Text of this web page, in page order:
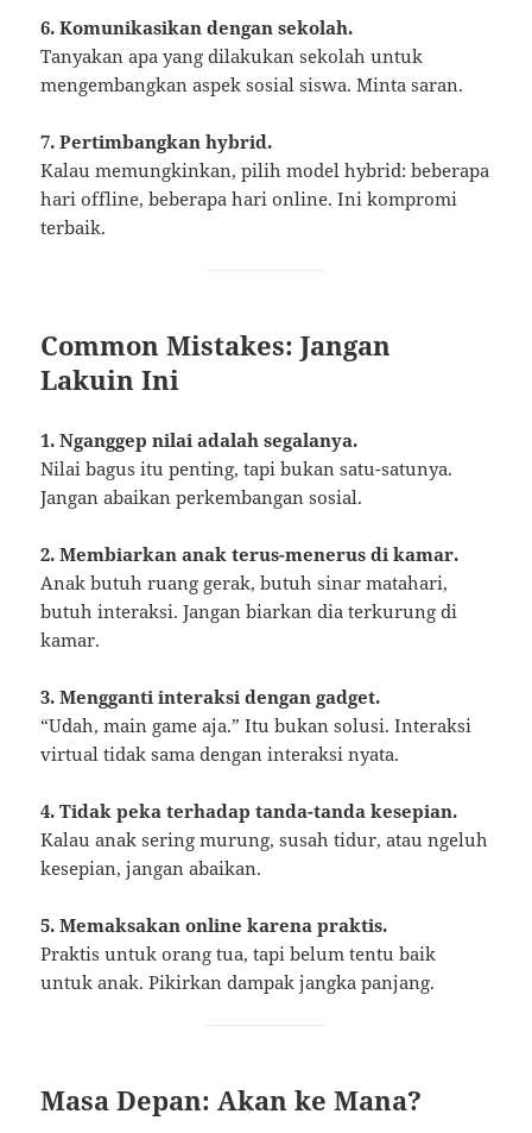
6. Komunikasikan dengan sekolah.
Tanyakan apa yang dilakukan sekolah untuk
mengembangkan aspek sosial siswa. Minta saran.
7. Pertimbangkan hybrid.
Kalau memungkinkan, pilih model hybrid: beberapa
hari offline, beberapa hari online. Ini kompromi
terbaik.
Common Mistakes: Jangan
Lakuin Ini
1. Nganggep nilai adalah segalanya.
Nilai bagus itu penting, tapi bukan satu-satunya.
Jangan abaikan perkembangan sosial.
2. Membiarkan anak terus-menerus di kamar.
Anak butuh ruang gerak, butuh sinar matahari,
butuh interaksi. Jangan biarkan dia terkurung di
kamar.
3. Mengganti interaksi dengan gadget.
“Udah, main game aja.” Itu bukan solusi. Interaksi
virtual tidak sama dengan interaksi nyata.
4. Tidak peka terhadap tanda-tanda kesepian.
Kalau anak sering murung, susah tidur, atau ngeluh
kesepian, jangan abaikan.
5. Memaksakan online karena praktis.
Praktis untuk orang tua, tapi belum tentu baik
untuk anak. Pikirkan dampak jangka panjang.
Masa Depan: Akan ke Mana?